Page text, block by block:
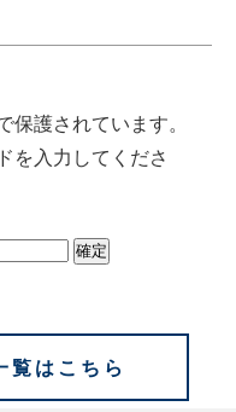
護されています。
を入力してくださ
覧はこちら